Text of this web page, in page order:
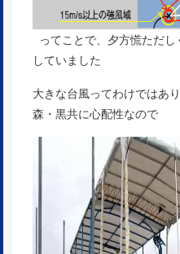
ってことで、夕方慌ただ
していました
大きな台風ってわけではあ
森・黒共に心配性なので